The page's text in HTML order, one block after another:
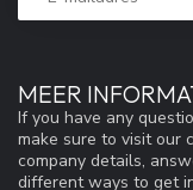
MEER
If you have any
make sure to visit our
company details,
different ways to get